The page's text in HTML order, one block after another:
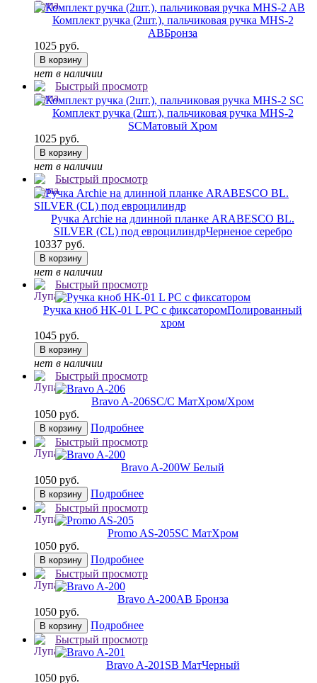
Комплект ручка (2шт.), пальчиковая ручка MHS-2
ABБронза
1025 руб.
В корзину
нет в наличии
Быстрый просмотр
Комплект ручка (2шт.), пальчиковая ручка MHS-2
SCМатовый Хром
1025 руб.
В корзину
нет в наличии
Быстрый просмотр
Ручка Archie на длинной планке ARABESCO BL.
SILVER (CL) под евроцилиндрЧерненое серебро
10337 руб.
В корзину
нет в наличии
Быстрый просмотр
Ручка кноб HK-01 L PC с фиксаторомПолированный
хром
1045 руб.
В корзину
нет в наличии
Быстрый просмотр
Bravo A-206SC/C МатХром/Хром
1050 руб.
В корзину
Подробнее
Быстрый просмотр
Bravo A-200W Белый
1050 руб.
В корзину
Подробнее
Быстрый просмотр
Promo AS-205SC МатХром
1050 руб.
В корзину
Подробнее
Быстрый просмотр
Bravo A-200AB Бронза
1050 руб.
В корзину
Подробнее
Быстрый просмотр
Bravo A-201 SB МатЧерный
1050 руб.